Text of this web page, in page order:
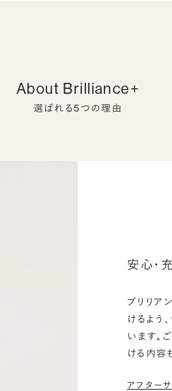
About Brilliance+
選ばれる5つの理由
安心・
ブリリア
けるよう
います。
ける内容
アフター